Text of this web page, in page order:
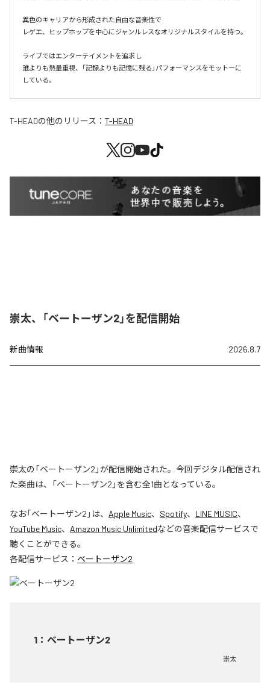
異色のキャリアから形成された自由な音楽性で
レゲエ、ヒップホップを中心にジャンルレスなオリジナルスタイルを持つ。
ライブではエンターテイメントを追求し
誰よりも熱量重視、「記録よりも記憶に残る」パフォーマンスをモットーに
している。
T-HEADの他のリリース： T-HEAD
崇太、「ベートーザン2」を配信開始
新曲情報 2026.8.7
崇太の「ベートーザン2」が配信開始された。今回デジタル配信され
た楽曲は、「ベートーザン2」を含む全1曲となっている。
なお「ベートーザン2 」は、 Apple Music、 Spotify、 LINE MUSIC、
YouTube Music、 Amazon Music Unlimitedなどの音楽配信サービスで
聴くことができる。
各配信サービス： ベートーザン2
1 ： ベートーザン2
崇太